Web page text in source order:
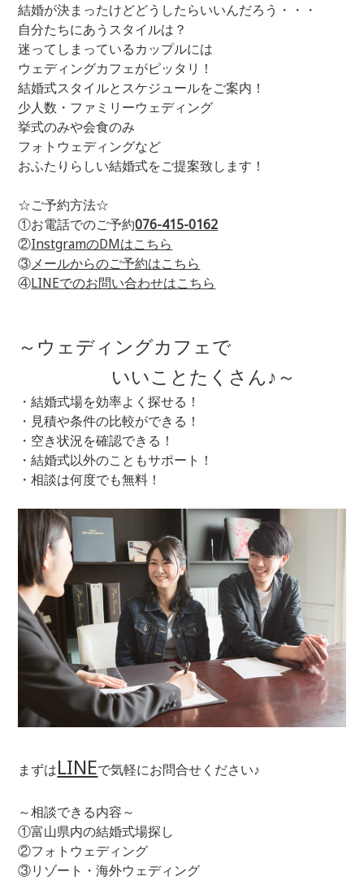
結婚が決まったけどどうしたらいいんだろう・・・
自分たちにあうスタイルは？
迷ってしまっているカップルには
ウェディングカフェがピッタリ！
結婚式スタイルとスケジュールをご案内！
少人数・ファミリーウェディング
挙式のみや会食のみ
フォトウェディングなど
おふたりらしい結婚式をご提案致します！
☆ご予約方法☆
①お電話でのご予約076-415-0162
②InstgramのDMはこちら
③メールからのご予約はこちら
④LINEでのお問い合わせはこちら
～ウェディングカフェで
いいことたくさん♪～
・結婚式場を効率よく探せる！
・見積や条件の比較ができる！
・空き状況を確認できる！
・結婚式以外のこともサポート！
・相談は何度でも無料！
まずはLINEで気軽にお問合せください♪
～相談できる内容～
①富山県内の結婚式場探し
②フォトウェディング
③リゾート・海外ウェディング